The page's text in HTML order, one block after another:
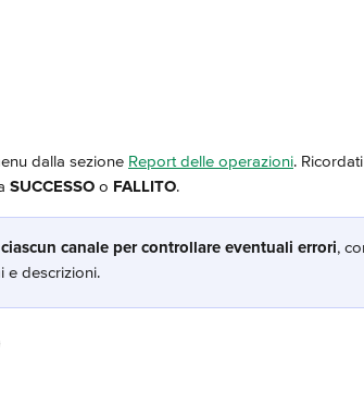
dalla sezione Report delle operazioni.
SUCCESSO o FALLITO.
canale per controllare eventuali errori,
e descrizioni.